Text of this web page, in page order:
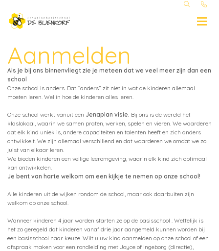
Aanmelden
Als je bij ons binnenvliegt zie je meteen dat we veel meer zijn dan een
school
Onze school is anders. Dat “anders” zit niet in wat de kinderen allemaal
moeten leren. Wel in hoe de kinderen alles leren.
Onze school werkt vanuit een Jenaplan visie. Bij ons is de wereld het
klaslokaal, waarin we samen praten, werken, spelen en vieren. We waarderen
dat elk kind uniek is, andere capaciteiten en talenten heeft en zich anders
ontwikkelt. We zijn allemaal verschillend en dat waarderen we omdat we zo
juist van elkaar leren.
We bieden kinderen een veilige leeromgeving, waarin elk kind zich optimaal
kan ontwikkelen.
Je bent van harte welkom om een kijkje te nemen op onze school!
Alle kinderen uit de wijken rondom de school, maar ook daarbuiten zijn
welkom op onze school.
Wanneer kinderen 4 jaar worden starten ze op de basisschool . Wettelijk is
het zo geregeld dat kinderen vanaf drie jaar aangemeld kunnen worden bij
een basisschool naar keuze. Wilt u uw kind aanmelden op onze school of een
afspraak maken voor een rondleiding met Joyce of Ingeborg (directie),